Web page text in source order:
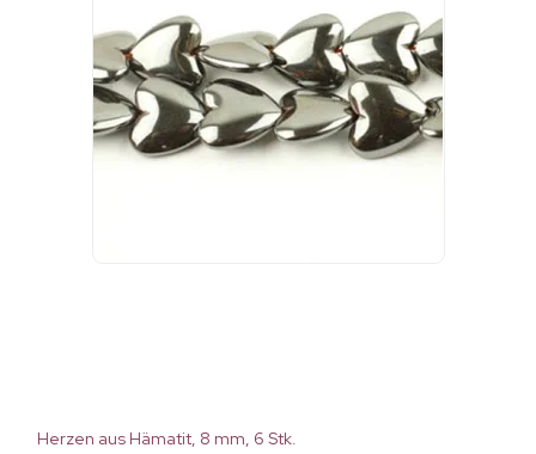
Herzen aus Hämatit, 8 mm, 6 Stk.